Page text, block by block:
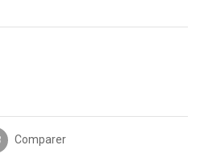
Comparer